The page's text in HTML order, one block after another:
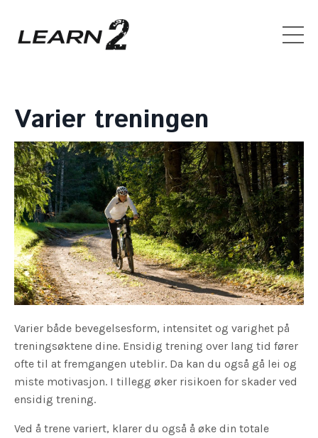
Varier treningen
Varier både bevegelsesform, intensitet og varighet på
treningsøktene dine. Ensidig trening over lang tid fører
ofte til at fremgangen uteblir. Da kan du også gå lei og
miste motivasjon. I tillegg øker risikoen for skader ved
ensidig trening.
Ved å trene variert, klarer du også å øke din totale